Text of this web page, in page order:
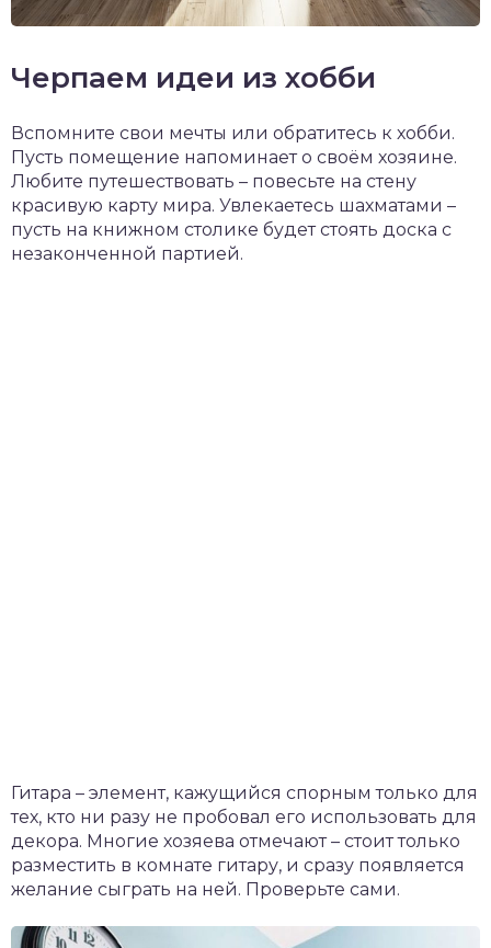
Черпаем идеи из хобби
Вспомните свои мечты или обратитесь к хобби.
Пусть помещение напоминает о своём хозяине.
Любите путешествовать – повесьте на стену
красивую карту мира. Увлекаетесь шахматами –
пусть на книжном столике будет стоять доска с
незаконченной партией.
Гитара – элемент, кажущийся спорным только для
тех, кто ни разу не пробовал его использовать для
декора. Многие хозяева отмечают – стоит только
разместить в комнате гитару, и сразу появляется
желание сыграть на ней. Проверьте сами.